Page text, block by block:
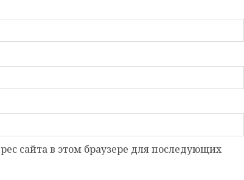
сайта в этом браузере для последующих